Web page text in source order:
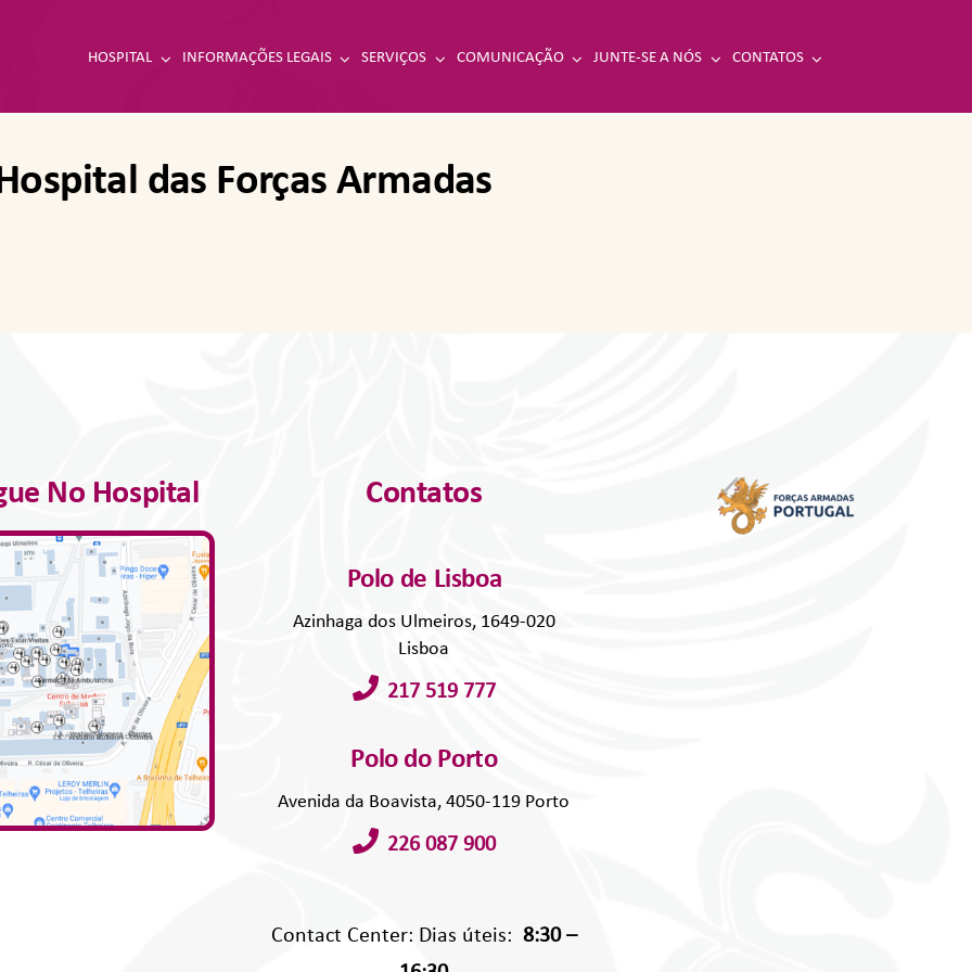
HOSPITAL INFORMAÇÕES LEGAIS SERVIÇOS COMUNICAÇÃO JUNTE-SE A NÓS CONTATOS
das Forças Armadas
No Hospital Contatos
Polo de Lisboa
Azinhaga dos Ulmeiros, 1649-020
Lisboa
217 519 777
Polo do Porto
Avenida da Boavista, 4050-119 Porto
226 087 900
Contact Center: Dias úteis: 8:30 –